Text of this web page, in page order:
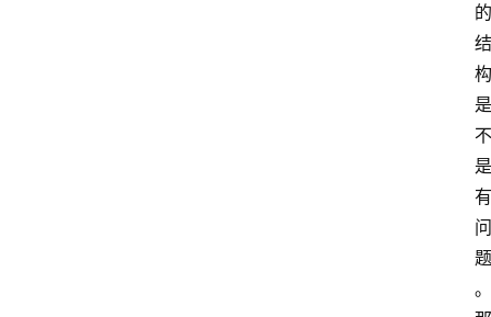
的
结
构
是
不
是
有
问
题
。